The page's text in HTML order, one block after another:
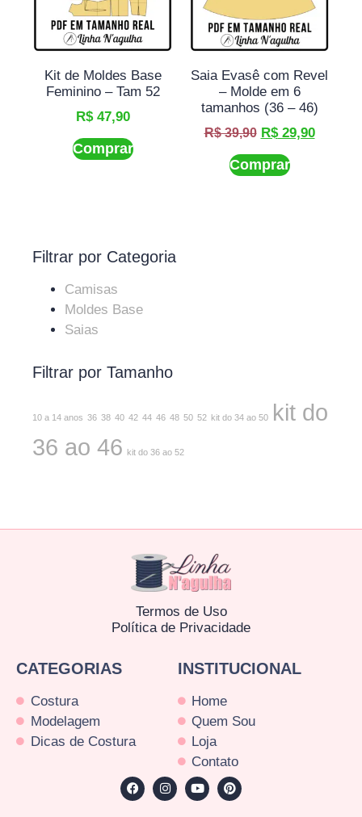
Kit de Moldes Base
Feminino – Tam 52
R$47,90
Comprar
Saia Evasê com Revel
– Molde em 6
tamanhos (36 – 46)
R$39,90 R$29,90
Comprar
Filtrar por Categoria
Camisas
Moldes Base
Saias
Filtrar por Tamanho
10 a 14 anos 36 38 40 42 44 46 48 50 52 kit do 34 ao 50 kit do
36 ao 46 kit do 36 ao 52
Termos de Uso
Política de Privacidade
CATEGORIAS
Costura
Modelagem
Dicas de Costura
INSTITUCIONAL
Home
Quem Sou
Loja
Contato